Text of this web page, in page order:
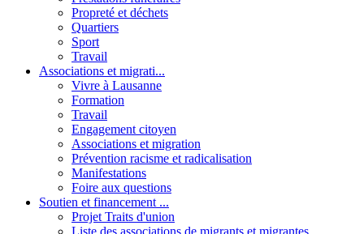
Propreté et déchets
Quartiers
Sport
Travail
Associations et migrati...
Vivre à Lausanne
Formation
Travail
Engagement citoyen
Associations et migration
Prévention racisme et radicalisation
Manifestations
Foire aux questions
Soutien et financement ...
Projet Traits d'union
Liste des associations de migrants et migrantes